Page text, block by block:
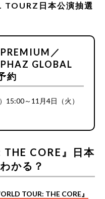
日本公演抽選
／
GLOBAL
約
15:00～11月4日（火）
THE CORE』日本
かる？
TOUR: THE CORE』